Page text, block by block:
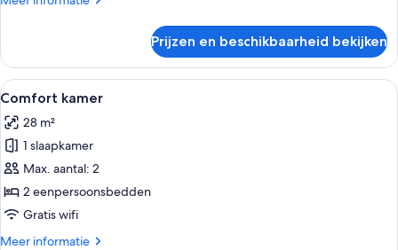
driepersoonskamer
Prijzen en beschikbaarheid bekijken
Alle
foto's
voor
Comfort
kamer
laden
Een moderne hotelkamer met een
6
Comfort kamer
28 m²
1 slaapkamer
Max. aantal: 2
2 eenpersoonsbedden
Gratis wifi
Meer informatie
Meer